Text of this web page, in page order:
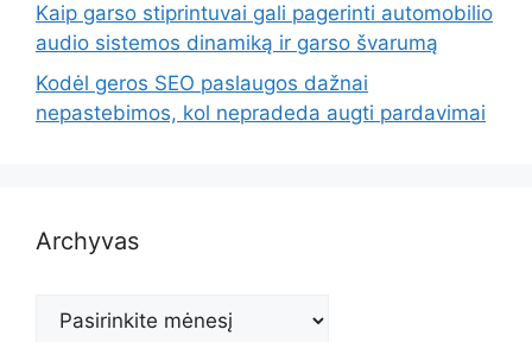
Kaip garso stiprintuvai gali pagerinti automobilio
audio sistemos dinamiką ir garso švarumą
Kodėl geros SEO paslaugos dažnai
nepastebimos, kol nepradeda augti pardavimai
Archyvas
Archyvas